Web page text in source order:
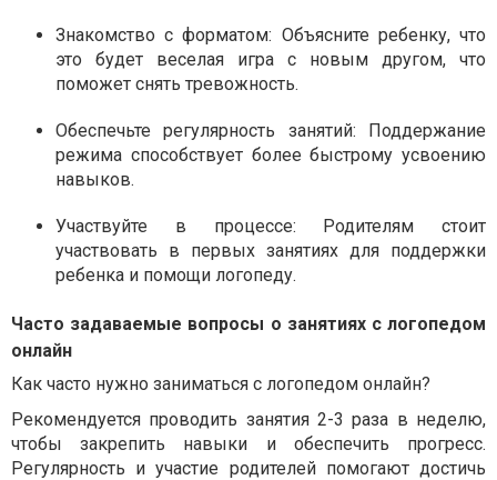
Знакомство с форматом: Объясните ребенку, что
это будет веселая игра с новым другом, что
поможет снять тревожность.
Обеспечьте регулярность занятий: Поддержание
режима способствует более быстрому усвоению
навыков.
Участвуйте в процессе: Родителям стоит
участвовать в первых занятиях для поддержки
ребенка и помощи логопеду.
Часто задаваемые вопросы о занятиях с логопедом
онлайн
Как часто нужно заниматься с логопедом онлайн?
Рекомендуется проводить занятия 2-3 раза в неделю,
чтобы закрепить навыки и обеспечить прогресс.
Регулярность и участие родителей помогают достичь